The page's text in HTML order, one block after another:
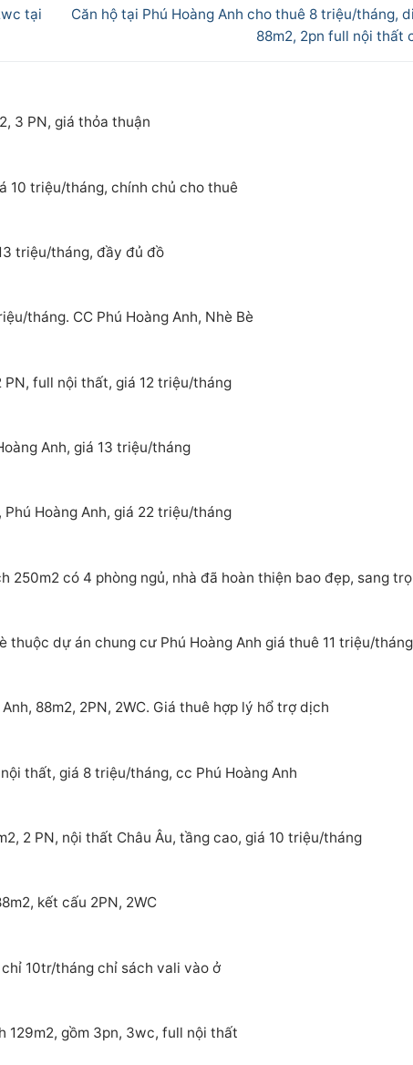
tại
Next
Căn hộ tại Phú Hoàng Anh cho thuê 8 triệu/tháng,
88m2, 2pn full nội thất
3 PN, giá thỏa thuận
10 triệu/tháng, chính chủ cho thuê
triệu/tháng, đầy đủ đồ
tháng. CC Phú Hoàng Anh, Nhè Bè
PN, full nội thất, giá 12 triệu/tháng
Anh, giá 13 triệu/tháng
Hoàng Anh, giá 22 triệu/tháng
250m2 có 4 phòng ngủ, nhà đã hoàn thiện bao đẹp, sang
thuộc dự án chung cư Phú Hoàng Anh giá thuê 11 triệu/tháng
88m2, 2PN, 2WC. Giá thuê hợp lý hổ trợ dịch
thất, giá 8 triệu/tháng, cc Phú Hoàng Anh
2 PN, nội thất Châu Âu, tầng cao, giá 10 triệu/tháng
kết cấu 2PN, 2WC
10tr/tháng chỉ sách vali vào ở
129m2, gồm 3pn, 3wc, full nội thất